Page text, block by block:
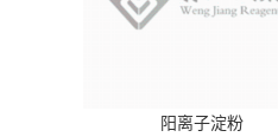
阳离子淀粉